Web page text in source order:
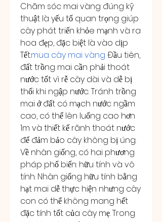
Chăm sóc mai vàng đúng kỹ
thuật là yếu tố quan trọng giúp
cây phát triển khỏe mạnh và ra
hoa đẹp, đặc biệt là vào dịp
Tết.mua cây mai vàng Đầu tiên,
đất trồng mai cần phải thoát
nước tốt vì rễ cây dài và dễ bị
thối khi ngập nước. Tránh trồng
mai ở đất có mạch nước ngầm
cao, có thể lên luống cao hơn
1m và thiết kế rãnh thoát nước
để đảm bảo cây không bị úng.
Về nhân giống, có hai phương
pháp phổ biến: hữu tính và vô
tính. Nhân giống hữu tính bằng
hạt mai dễ thực hiện nhưng cây
con có thể không mang hết
đặc tính tốt của cây mẹ. Trong